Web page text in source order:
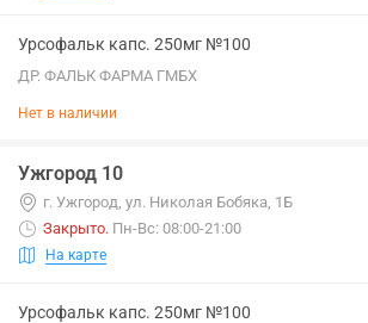
Урсофальк капс. 250мг №100
ДР. ФАЛЬК ФАРМА ГМБХ
Нет в наличии
Ужгород 10
г. Ужгород, ул. Николая Бобяка, 1Б
Закрыто. Пн-Вс: 08:00-21:00
На карте
Урсофальк капс. 250мг №100